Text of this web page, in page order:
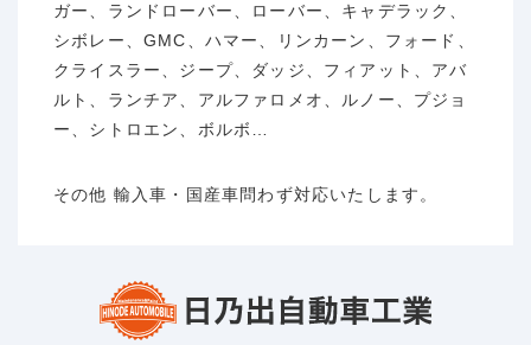
ガー、ランドローバー、ローバー、キャデラック、
シボレー、GMC、ハマー、リンカーン、フォード、
クライスラー、ジープ、ダッジ、フィアット、アバ
ルト、ランチア、アルファロメオ、ルノー、プジョ
ー、シトロエン、ボルボ…
その他 輸入車・国産車問わず対応いたします。